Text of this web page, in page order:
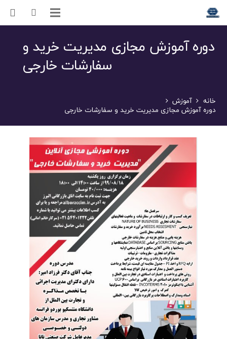
دوره آموزش مجازی مدیریت خرید و
سفارشات خارجی
خانه آموزش
دوره آموزش مجازی مدیریت خرید و سفارشات خارجی